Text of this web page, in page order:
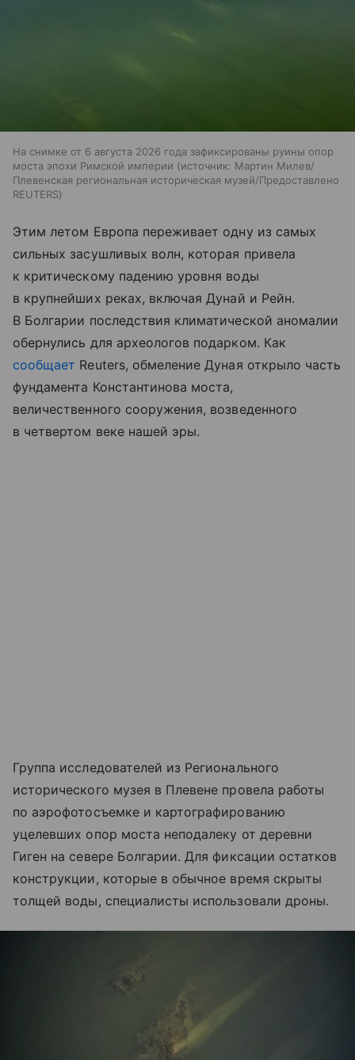
На снимке от 6 августа 2026 года зафиксированы руины опор
моста эпохи Римской империи
источник: Мартин Милев/
Плевенская региональная историческая музей/Предоставлено
REUTERS
Этим летом Европа переживает одну из самых
сильных засушливых волн, которая привела
к критическому падению уровня воды
в крупнейших реках, включая Дунай и Рейн.
В Болгарии последствия климатической аномалии
обернулись для археологов подарком. Как
сообщает Reuters, обмеление Дуная открыло часть
фундамента Константинова моста,
величественного сооружения, возведенного
в четвертом веке нашей эры.
Группа исследователей из Регионального
исторического музея в Плевене провела работы
по аэрофотосъемке и картографированию
уцелевших опор моста неподалеку от деревни
Гиген на севере Болгарии. Для фиксации остатков
конструкции, которые в обычное время скрыты
толщей воды, специалисты использовали дроны.